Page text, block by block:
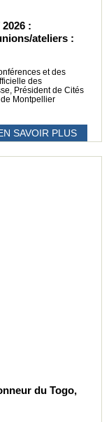
:
ateliers :
et des
des
Président de Cités
Montpellier
SAVOIR PLUS
du Togo,